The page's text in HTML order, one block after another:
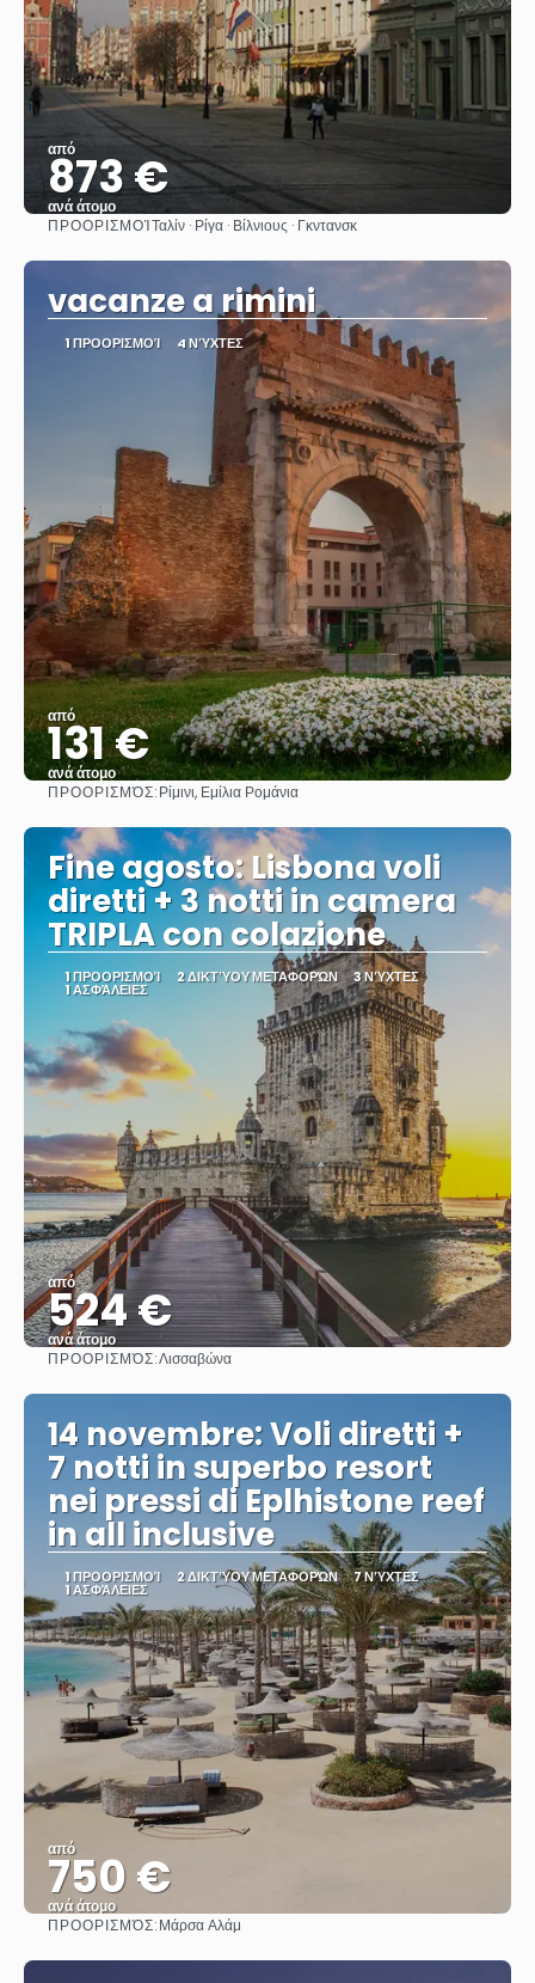
από
873 €
ανά άτομο
Βλέπω
ΠΡΟΟΡΙΣΜΟΊΤαλίν · Ρίγα · Βίλνιους · Γκντανσκ
vacanze a rimini
1 ΠΡΟΟΡΙΣΜΟΊ 4 ΝΎΧΤΕΣ
από
131 €
ανά άτομο
Βλέπω
ΠΡΟΟΡΙΣΜΌΣ:Ρίμινι, Εμίλια Ρομάνια
Fine agosto: Lisbona voli
diretti + 3 notti in camera
TRIPLA con colazione
1 ΠΡΟΟΡΙΣΜΟΊ 2 ΔΙΚΤΎΟΥ ΜΕΤΑΦΟΡΏΝ 3 ΝΎΧΤΕΣ
1 ΑΣΦΆΛΕΙΕΣ
από
524 €
ανά άτομο
ΠΡΟΟΡΙΣΜΌΣ:Λισσαβώνα
14 novembre: Voli diretti +
7 notti in superbo resort
nei pressi di Eplhistone reef
in all inclusive
1 ΠΡΟΟΡΙΣΜΟΊ 2 ΔΙΚΤΎΟΥ ΜΕΤΑΦΟΡΏΝ 7 ΝΎΧΤΕΣ
1 ΑΣΦΆΛΕΙΕΣ
από
750 €
ανά άτομο
ΠΡΟΟΡΙΣΜΌΣ:Μάρσα Αλάμ